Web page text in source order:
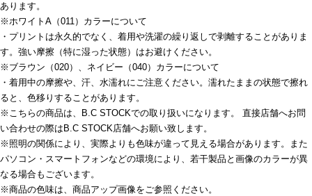
あります。
※ホワイトA（011）カラーについて
・プリントは永久的でなく、着用や洗濯の繰り返しで剥離することがありま
す。強い摩擦（特に湿った状態）はお避けください。
※ブラウン（020）、ネイビー（040）カラーについて
・着用中の摩擦や、汗、水濡れにご注意ください。濡れたままの状態で擦れ
ると、色移りすることがあります。
※こちらの商品は、B.C STOCKでの取り扱いになります。 直接店舗へお問
い合わせの際はB.C STOCK店舗へお願い致します。
※照明の関係により、実際よりも色味が違って見える場合があります。また
パソコン・スマートフォンなどの環境により、若干製品と画像のカラーが異
なる場合もございます。
※商品の色味は、商品アップ画像をご参照ください。